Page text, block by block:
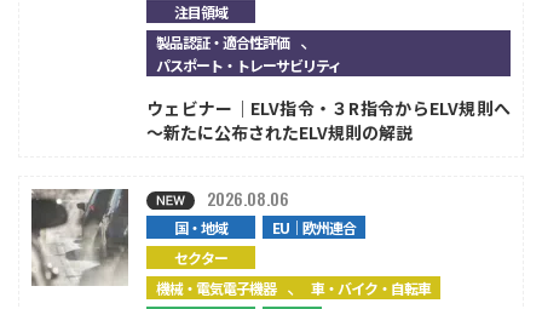
注目領域
製品認証・適合性評価 、
パスポート・トレーサビリティ
ウェビナー｜ELV指令・３R指令からELV規則へ
～新たに公布されたELV規則の解説
国・地域
EU｜欧州連合
セクター
機械・電気電子機器 、車・バイク・自転車
2026.08.06